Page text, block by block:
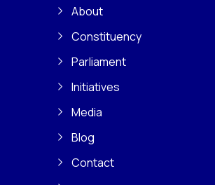
About
Constituency
Parliament
Initiatives
Media
Blog
Contact